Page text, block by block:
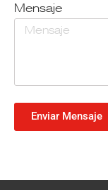
Mensaje
Enviar Mensaje